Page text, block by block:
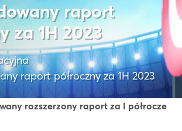
raport
za 1H 2023
raport półroczny za 1H 2023
rozszerzony raport za I półrocze